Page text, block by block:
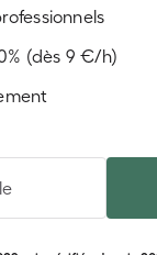
(dès 9 €/h)